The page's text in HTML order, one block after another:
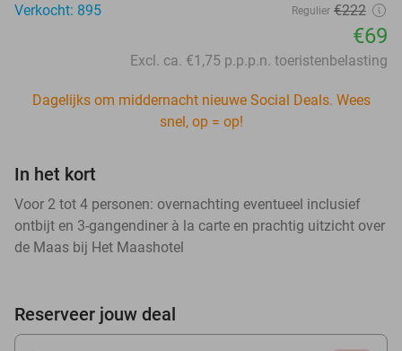
Verkocht: 895
Regulier €222
€69
Excl. ca. €1,75 p.p.p.n. toeristenbelasting
Dagelijks om middernacht nieuwe Social Deals. Wees
snel, op = op!
In het kort
Voor 2 tot 4 personen: overnachting eventueel inclusief
ontbijt en 3-gangendiner à la carte en prachtig uitzicht over
de Maas bij Het Maashotel
Reserveer jouw deal